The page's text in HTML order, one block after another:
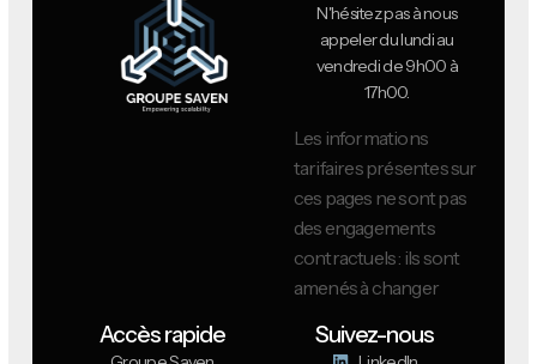
N'hésitez pas à nous
appeler du lundi au
vendredi de 9h00 à
17h00.
Les informations
tarifaires présentes sur
ces pages ne sont pas
des engagements
contractuels : ils sont
amenés à changer
Accès rapide Suivez-nous